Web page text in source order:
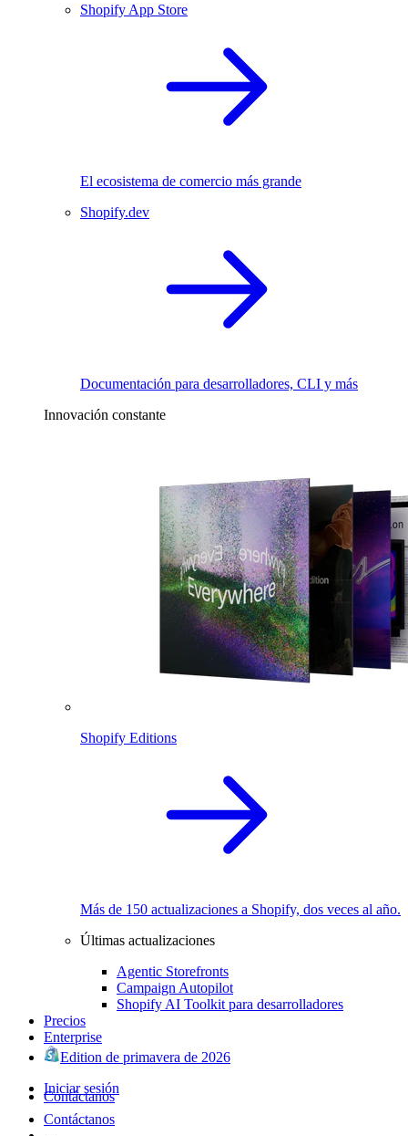
Shopify App Store
El ecosistema de comercio más grande
Shopify.dev
Documentación para desarrolladores, CLI y más
Innovación constante
Shopify Editions
Más de 150 actualizaciones a Shopify, dos veces al año.
Últimas actualizaciones
Agentic Storefronts
Campaign Autopilot
Shopify AI Toolkit para desarrolladores
Precios
Enterprise
Edition de primavera de 2026
Iniciar sesión
Contáctanos
Contáctanos